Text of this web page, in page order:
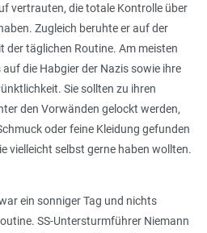
vertrauten, die totale Kontrolle über
Zugleich beruhte er auf der
der täglichen Routine. Am meisten
die Habgier der Nazis sowie ihre
Sie sollten zu ihren
den Vorwänden gelockt werden,
oder feine Kleidung gefunden
vielleicht selbst gerne haben wollten.
ein sonniger Tag und nichts
SS-Untersturmführer Niemann